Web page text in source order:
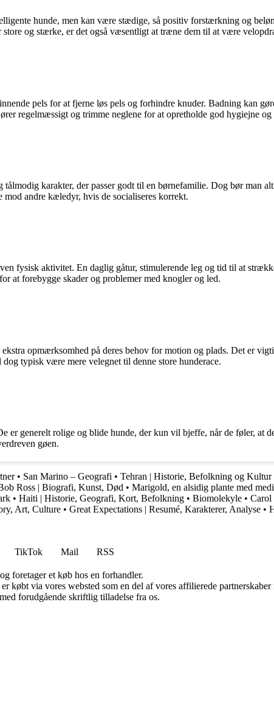
hunde, men kan være stædige, så positiv forstærkning og
og stærke, er det også væsentligt at træne dem til at være
pels for at fjerne løs pels og forhindre knuder. Badning kan
regelmæssigt og trimme neglene for at opretholde god hygiejne og
karakter, der passer godt til en børnefamilie. Dog bør man
mod andre kæledyr, hvis de socialiseres korrekt.
fysisk aktivitet. En daglig gåtur, stimulerende leg og tid til at
at forebygge skader og problemer med knogler og led.
opmærksomhed på deres behov for motion og plads. Det er
typisk være mere velegnet til denne store hunderace.
er generelt rolige og blide hunde, der kun vil bjeffe, når de føler, at
gøen.
• San Marino – Geografi • Tehran | Historie, Befolkning og Kultur
Ross | Biografi, Kunst, Død • Marigold, en alsidig plante med
• Haiti | Historie, Geografi, Kort, Befolkning • Biomolekyle • Carol
Art, Culture • Great Expectations | Resumé, Karakterer, Analyse •
TikTok Mail
RSS
foretager et køb hos en forhandler.
via vores websted som en del af vores affilierede
forudgående skriftlig tilladelse fra os.